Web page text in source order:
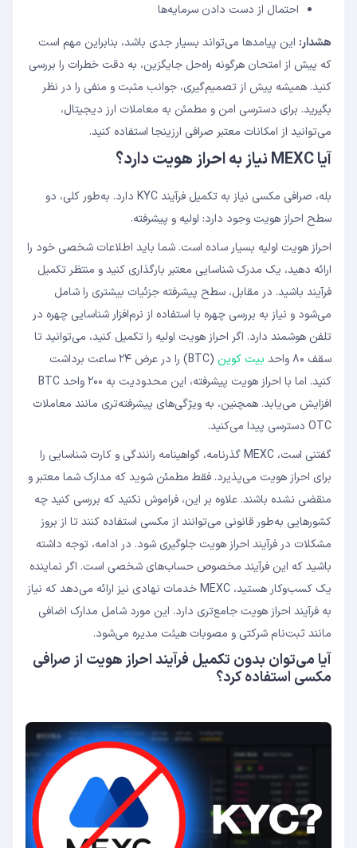
احتمال از دست دادن سرمایه‌ها
هشدار: این پیامدها می‌تواند بسیار جدی باشد، بنابراین مهم است
که پیش از امتحان هرگونه راه‌حل جایگزین، به دقت خطرات را بررسی
کنید. همیشه پیش از تصمیم‌گیری، جوانب مثبت و منفی را در نظر
بگیرید. برای دسترسی امن و مطمئن به معاملات ارز دیجیتال،
می‌توانید از امکانات معتبر صرافی ارزینجا استفاده کنید.
آیا MEXC نیاز به احراز هویت دارد؟
بله، صرافی مکسی نیاز به تکمیل فرآیند KYC دارد. به‌طور کلی، دو
سطح احراز هویت وجود دارد: اولیه و پیشرفته.
احراز هویت اولیه بسیار ساده است. شما باید اطلاعات شخصی خود را
ارائه دهید، یک مدرک شناسایی معتبر بارگذاری کنید و منتظر تکمیل
فرآیند باشید. در مقابل، سطح پیشرفته جزئیات بیشتری را شامل
می‌شود و نیاز به بررسی چهره با استفاده از نرم‌افزار شناسایی چهره در
تلفن هوشمند دارد. اگر احراز هویت اولیه را تکمیل کنید، می‌توانید تا
سقف ۸۰ واحد
بیت‌ کوین
(BTC) را در عرض ۲۴ ساعت برداشت
کنید. اما با احراز هویت پیشرفته، این محدودیت به ۲۰۰ واحد BTC
افزایش می‌یابد. همچنین، به ویژگی‌های پیشرفته‌تری مانند معاملات
OTC دسترسی پیدا می‌کنید.
گفتنی است، MEXC گذرنامه، گواهینامه رانندگی و کارت شناسایی را
برای احراز هویت می‌پذیرد. فقط مطمئن شوید که مدارک شما معتبر و
منقضی نشده باشند. علاوه بر این، فراموش نکنید که بررسی کنید چه
کشورهایی به‌طور قانونی می‌توانند از مکسی استفاده کنند تا از بروز
مشکلات در فرآیند احراز هویت جلوگیری شود. در ادامه، توجه داشته
باشید که این فرآیند مخصوص حساب‌های شخصی است. اگر نماینده
یک کسب‌وکار هستید، MEXC خدمات نهادی نیز ارائه می‌دهد که نیاز
به فرآیند احراز هویت جامع‌تری دارد. این مورد شامل مدارک اضافی
مانند ثبت‌نام شرکتی و مصوبات هیئت مدیره می‌شود.
آیا می‌توان بدون تکمیل فرآیند احراز هویت از صرافی
مکسی استفاده کرد؟